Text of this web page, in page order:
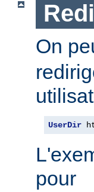
On
UserDir
pour